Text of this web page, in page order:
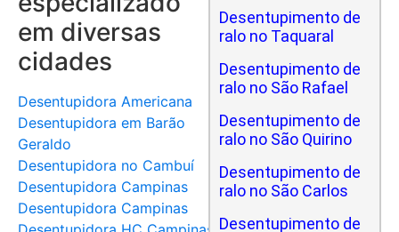
em diversas
cidades
Desentupidora Americana
Desentupidora em Barão
Geraldo
Desentupidora no Cambuí
Desentupidora Campinas
Desentupidora Campinas
Desentupimento de
ralo no Taquaral
Desentupimento de
ralo no São Rafael
Desentupimento de
ralo no São Quirino
Desentupimento de
ralo no São Carlos
Desentupimento de